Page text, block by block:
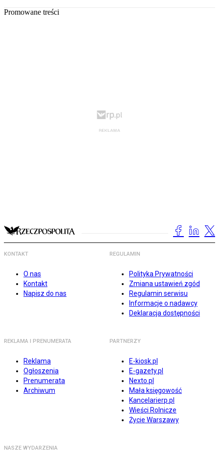
Promowane treści
KONTAKT
O nas
Kontakt
Napisz do nas
REGULAMIN
Polityka Prywatności
Zmiana ustawień zgód
Regulamin serwisu
Informacje o nadawcy
Deklaracja dostępności
REKLAMA I PRENUMERATA
Reklama
Ogłoszenia
Prenumerata
Archiwum
PARTNERZY
E-kiosk.pl
E-gazety.pl
Nexto.pl
Mała księgowość
Kancelarierp.pl
Wieści Rolnicze
Życie Warszawy
NASZE WYDARZENIA